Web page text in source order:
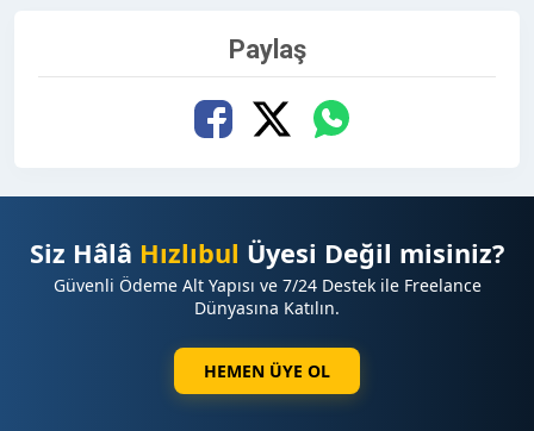
Paylaş
Siz Hâlâ Hızlıbul Üyesi Değil misiniz?
Güvenli Ödeme Alt Yapısı ve 7/24 Destek ile Freelance
Dünyasına Katılın.
HEMEN ÜYE OL